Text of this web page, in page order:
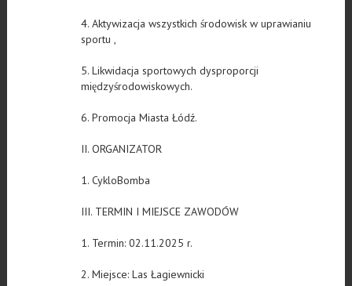
4. Aktywizacja wszystkich środowisk w uprawianiu
sportu ,
5. Likwidacja sportowych dysproporcji
międzyśrodowiskowych.
6. Promocja Miasta Łódź.
II. ORGANIZATOR
1. CykloBomba
III. TERMIN I MIEJSCE ZAWODÓW
1. Termin: 02.11.2025 r.
2. Miejsce: Las Łagiewnicki